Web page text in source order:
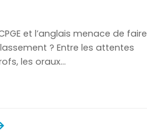
et l’anglais menace de faire
? Entre les attentes
les oraux...